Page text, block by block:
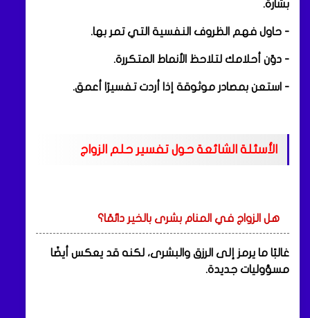
بشارة.
- حاول فهم الظروف النفسية التي تمر بها.
- دوّن أحلامك لتلاحظ الأنماط المتكررة.
- استعن بمصادر موثوقة إذا أردت تفسيرًا أعمق.
الأسئلة الشائعة حول تفسير حلم الزواج
هل الزواج في المنام بشرى بالخير دائمًا؟
غالبًا ما يرمز إلى الرزق والبشرى، لكنه قد يعكس أيضًا
مسؤوليات جديدة.